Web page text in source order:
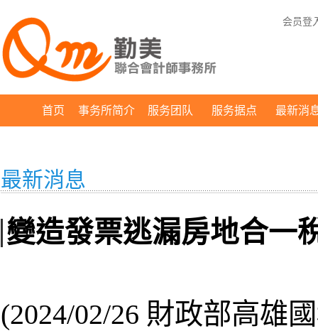
会员登
首页 事务所简介 服务团队 服务据点 最新消
最新消息
變造發票逃漏房地合一
(2024/02/26 財政部高雄